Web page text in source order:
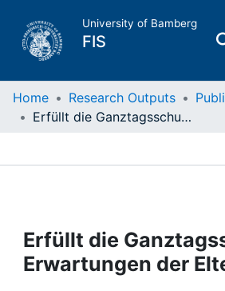
University of Bamberg
FIS
Home
Projects
People
Home Research Outputs
Erfüllt die Ganztagsschule die Erwartungen der Eltern?
Erfüllt die
Erwartungen der